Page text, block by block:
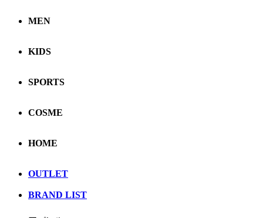
MEN
KIDS
SPORTS
COSME
HOME
OUTLET
BRAND LIST